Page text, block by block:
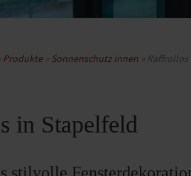
Produkte» Sonnenschutz Innen » Raffrollos
in Stapelfeld